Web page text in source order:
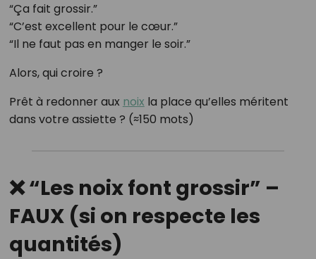
“Ça fait grossir.”
“C’est excellent pour le cœur.”
“Il ne faut pas en manger le soir.”
Alors, qui croire ?
Prêt à redonner aux noix la place qu’elles méritent
dans votre assiette ? (≈150 mots)
❌ “Les noix font grossir” –
FAUX (si on respecte les
quantités)